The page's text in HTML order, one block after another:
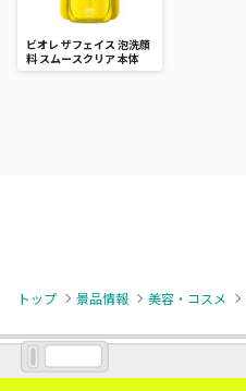
ビオレ ザフェイス 泡洗顔
料 スムースクリア 本体
トップ 景品情報 美容・コスメ